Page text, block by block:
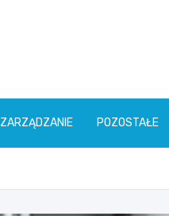
ZARZĄDZANIE POZOSTAŁE